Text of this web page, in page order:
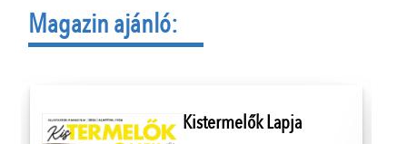
Magazin ajánló:
Kistermelők Lapja